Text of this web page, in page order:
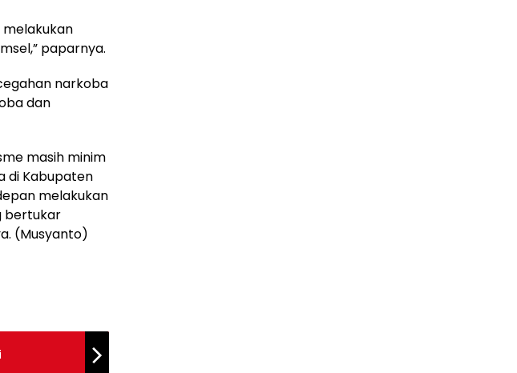
paparnya.
narkoba
dan
masih minim
di Kabupaten
melakukan
bertukar
(Musyanto)